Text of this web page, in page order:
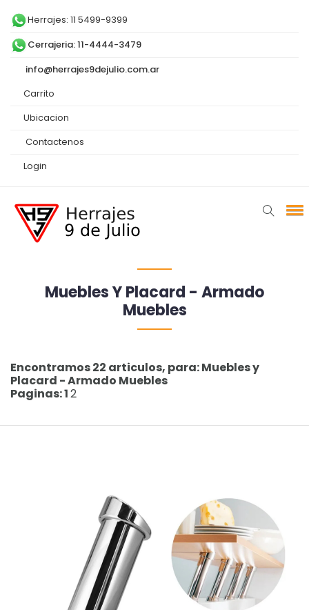
Herrajes: 11 5499-9399
Cerrajeria: 11-4444-3479
info@herrajes9dejulio.com.ar
Carrito
Ubicacion
Contactenos
Login
Muebles Y Placard - Armado
Muebles
Encontramos 22 articulos, para: Muebles y
Placard - Armado Muebles
Paginas: 12